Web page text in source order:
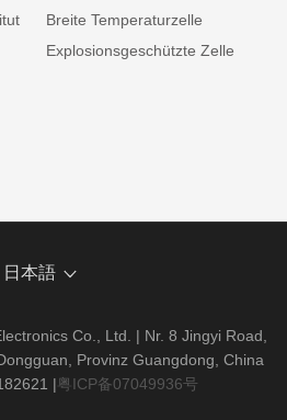
Breite Temperaturzelle
Explosionsgeschützte Zelle
日本語
Co., Ltd. | Nr. 8 Jingyi Road,
Provinz Guangdong, China
|粤ICP备07049936号